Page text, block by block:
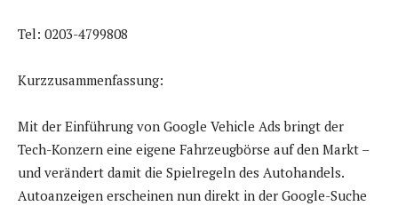
Tel: 0203-4799808
Kurzzusammenfassung:
Mit der Einführung von Google Vehicle Ads bringt der
Tech-Konzern eine eigene Fahrzeugbörse auf den Markt –
und verändert damit die Spielregeln des Autohandels.
Autoanzeigen erscheinen nun direkt in der Google-Suche